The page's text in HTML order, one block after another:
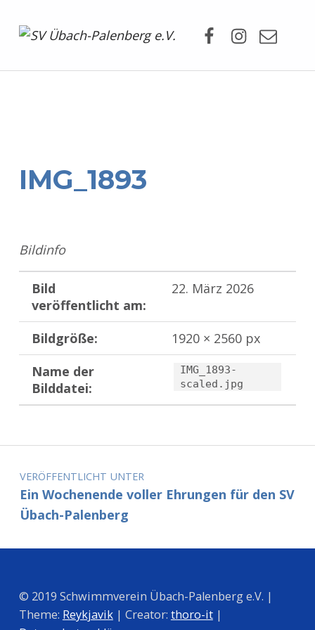
IMG_1893
Bildinfo
Bild
veröffentlicht am:
22. März 2026
Bildgröße:
1920 × 2560 px
Name der
Bilddatei:
IMG_1893-
scaled.jpg
Zurück zur Hauptnavigation springen
Beitragsnavigation
VERÖFFENTLICHT UNTER
Ein Wochenende voller Ehrungen für den SV
Übach-Palenberg
© 2019 Schwimmverein Übach-Palenberg e.V. |
Theme: Reykjavik| Creator: thoro-it|